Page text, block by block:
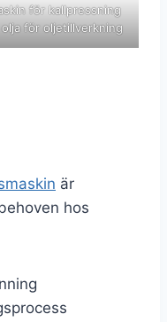
för kallpressning
olja för oljetillverkning
är
hos